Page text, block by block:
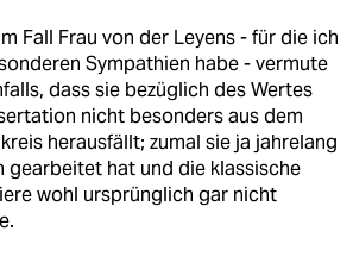
Fall Frau von der Leyens - für die ich
Sympathien habe - vermute
dass sie bezüglich des Wertes
nicht besonders aus dem
herausfällt; zumal sie ja jahrelang
gearbeitet hat und die klassische
wohl ursprünglich gar nicht